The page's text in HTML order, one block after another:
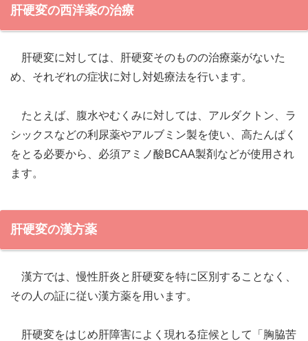
肝硬変の西洋薬の治療
肝硬変に対しては、肝硬変そのものの治療薬がないた
め、それぞれの症状に対し対処療法を行います。
たとえば、腹水やむくみに対しては、アルダクトン、ラ
シックスなどの利尿薬やアルブミン製を使い、高たんぱく
をとる必要から、必須アミノ酸BCAA製剤などが使用され
ます。
肝硬変の漢方薬
漢方では、慢性肝炎と肝硬変を特に区別することなく、
その人の証に従い漢方薬を用います。
肝硬変をはじめ肝障害によく現れる症候として「胸脇苦